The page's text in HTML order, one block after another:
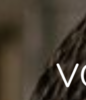
Panneau de gestion